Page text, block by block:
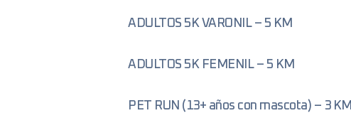
ADULTOS 5K VARONIL – 5 KM
ADULTOS 5K FEMENIL – 5 KM
PET RUN (13+ años con mascota) – 3 KM